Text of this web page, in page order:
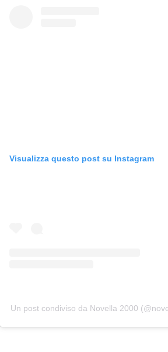
Visualizza questo post su Instagram
Un post condiviso da Novella 2000